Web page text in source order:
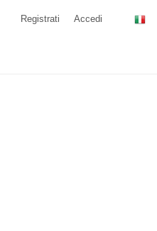
Registrati Accedi